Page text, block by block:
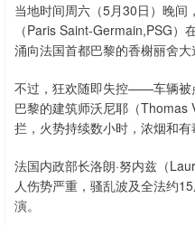
当地时间周六（5月30日）晚
（Paris Saint-Germain,PSG
涌向法国首都巴黎的香榭丽舍大
不过，狂欢随即失控——车辆被
巴黎的建筑师沃尼耶（Thomas
拦，火势持续数小时，浓烟和有
法国内政部长洛朗·努内兹（
人伤势严重，骚乱波及全法约
演。